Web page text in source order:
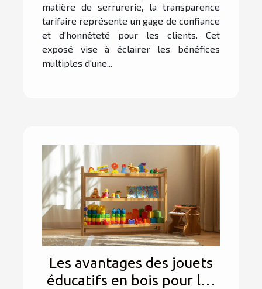
matière de serrurerie, la transparence
tarifaire représente un gage de confiance
et d'honnêteté pour les clients. Cet
exposé vise à éclairer les bénéfices
multiples d'une...
Les avantages des jouets
éducatifs en bois pour les